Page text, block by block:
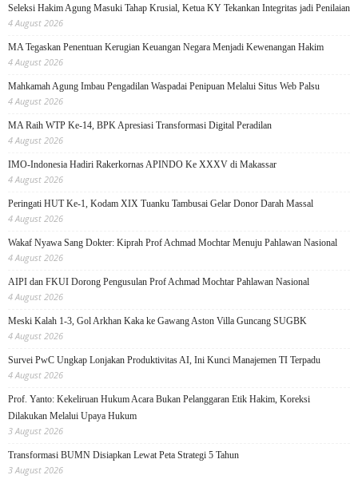
Seleksi Hakim Agung Masuki Tahap Krusial, Ketua KY Tekankan Integritas jadi Penilaian
4 August 2026
MA Tegaskan Penentuan Kerugian Keuangan Negara Menjadi Kewenangan Hakim
4 August 2026
Mahkamah Agung Imbau Pengadilan Waspadai Penipuan Melalui Situs Web Palsu
4 August 2026
MA Raih WTP Ke-14, BPK Apresiasi Transformasi Digital Peradilan
4 August 2026
IMO-Indonesia Hadiri Rakerkornas APINDO Ke XXXV di Makassar
4 August 2026
Peringati HUT Ke-1, Kodam XIX Tuanku Tambusai Gelar Donor Darah Massal
4 August 2026
Wakaf Nyawa Sang Dokter: Kiprah Prof Achmad Mochtar Menuju Pahlawan Nasional
4 August 2026
AIPI dan FKUI Dorong Pengusulan Prof Achmad Mochtar Pahlawan Nasional
4 August 2026
Meski Kalah 1-3, Gol Arkhan Kaka ke Gawang Aston Villa Guncang SUGBK
4 August 2026
Survei PwC Ungkap Lonjakan Produktivitas AI, Ini Kunci Manajemen TI Terpadu
4 August 2026
Prof. Yanto: Kekeliruan Hukum Acara Bukan Pelanggaran Etik Hakim, Koreksi
Dilakukan Melalui Upaya Hukum
3 August 2026
Transformasi BUMN Disiapkan Lewat Peta Strategi 5 Tahun
3 August 2026